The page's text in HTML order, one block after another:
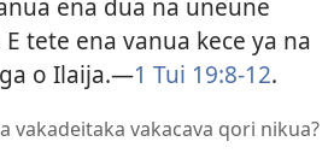
ena dua na uneune
tete ena vanua kece ya na
o Ilaija.—1 Tui 19:8-12.
vakadeitaka vakacava qori nikua?